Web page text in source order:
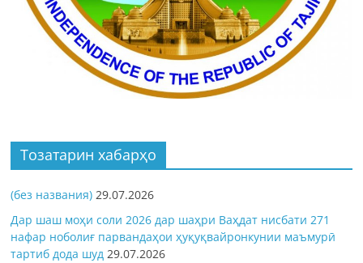
Тозатарин хабарҳо
(без названия) 29.07.2026
Дар шаш моҳи соли 2026 дар шаҳри Ваҳдат нисбати 271
нафар ноболиғ парвандаҳои ҳуқуқвайронкунии маъмурӣ
тартиб дода шуд 29.07.2026